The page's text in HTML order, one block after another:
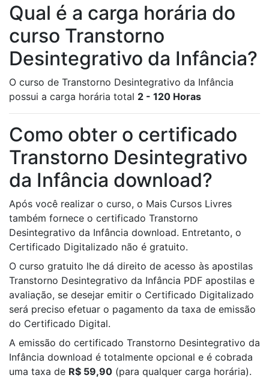
Qual é a carga horária do
curso Transtorno
Desintegrativo da Infância?
O curso de Transtorno Desintegrativo da Infância
possui a carga horária total 2 - 120 Horas
Como obter o certificado
Transtorno Desintegrativo
da Infância download?
Após você realizar o curso, o Mais Cursos Livres
também fornece o certificado Transtorno
Desintegrativo da Infância download. Entretanto, o
Certificado Digitalizado não é gratuito.
O curso gratuito lhe dá direito de acesso às apostilas
Transtorno Desintegrativo da Infância PDF apostilas e
avaliação, se desejar emitir o Certificado Digitalizado
será preciso efetuar o pagamento da taxa de emissão
do Certificado Digital.
A emissão do certificado Transtorno Desintegrativo da
Infância download é totalmente opcional e é cobrada
uma taxa de R$ 59,90 (para qualquer carga horária).